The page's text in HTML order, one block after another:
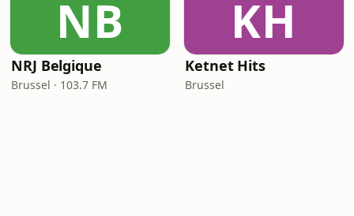
NB
NRJ Belgique
Brussel · 103.7 FM
KH
Ketnet Hits
Brussel